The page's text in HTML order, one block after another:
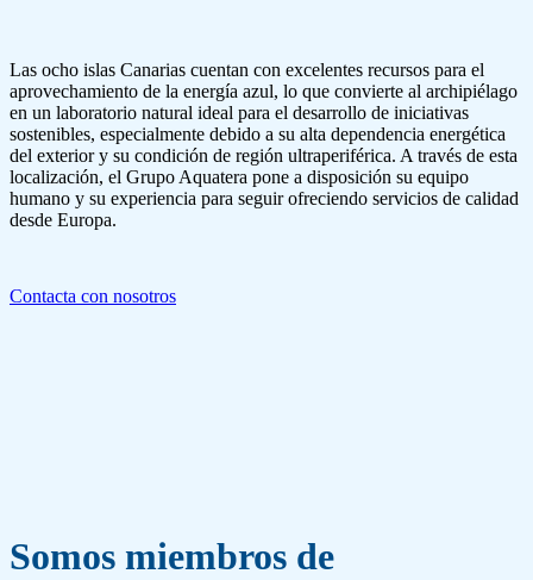
Las ocho islas Canarias cuentan con excelentes recursos para el
aprovechamiento de la energía azul, lo que convierte al archipiélago
en un laboratorio natural ideal para el desarrollo de iniciativas
sostenibles, especialmente debido a su alta dependencia energética
del exterior y su condición de región ultraperiférica. A través de esta
localización, el Grupo Aquatera pone a disposición su equipo
humano y su experiencia para seguir ofreciendo servicios de calidad
desde Europa.
Contacta con nosotros
Somos miembros de